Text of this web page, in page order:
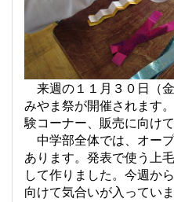
来週の１１月３０日（
みやま祭が開催されます
験コーナー、販売に向け
中学部全体では、オー
あります。発表で使う上
して作りました。今週か
向けて気合いが入っていま